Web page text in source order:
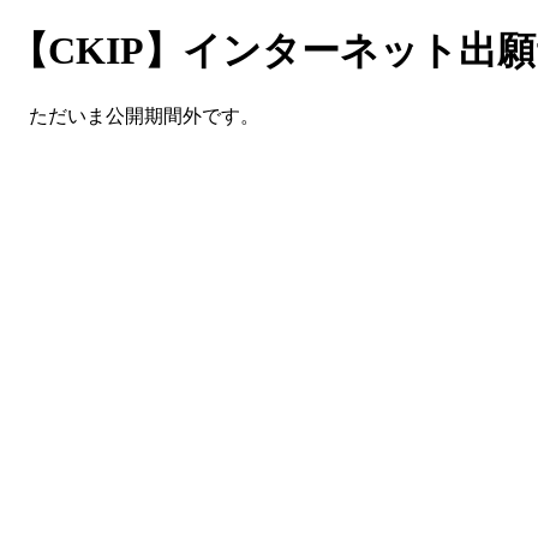
【CKIP】インターネット出
ただいま公開期間外です。